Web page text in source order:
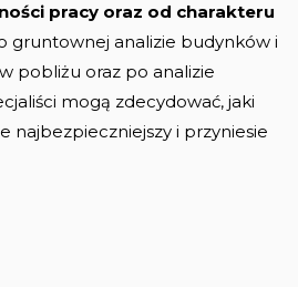
pracy oraz od charakteru
gruntownej analizie budynków i
pobliżu oraz po analizie
mogą zdecydować, jaki
najbezpieczniejszy i przyniesie